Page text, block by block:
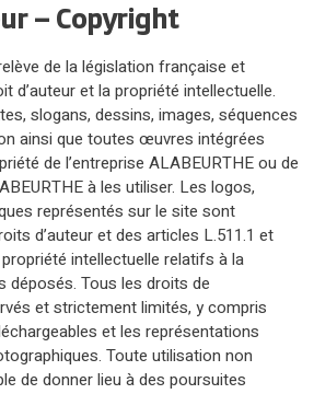
– Copyright
de la législation française et
d’auteur et la propriété intellectuelle.
slogans, dessins, images, séquences
ainsi que toutes œuvres intégrées
de l’entreprise ALABEURTHE ou de
à les utiliser. Les logos,
représentés sur le site sont
d’auteur et des articles L.511.1 et
intellectuelle relatifs à la
déposés. Tous les droits de
et strictement limités, y compris
et les représentations
Toute utilisation non
de donner lieu à des poursuites